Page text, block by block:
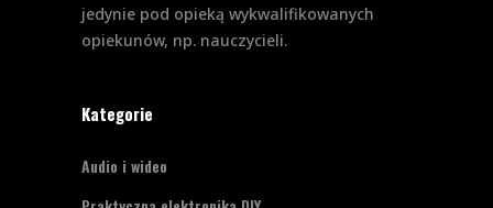
jedynie pod opieką wykwalifikowanych
opiekunów, np. nauczycieli.
Kategorie
Audio i wideo